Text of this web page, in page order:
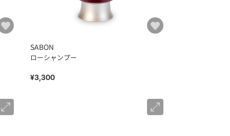
SABON
ローシャンプー
¥3,300